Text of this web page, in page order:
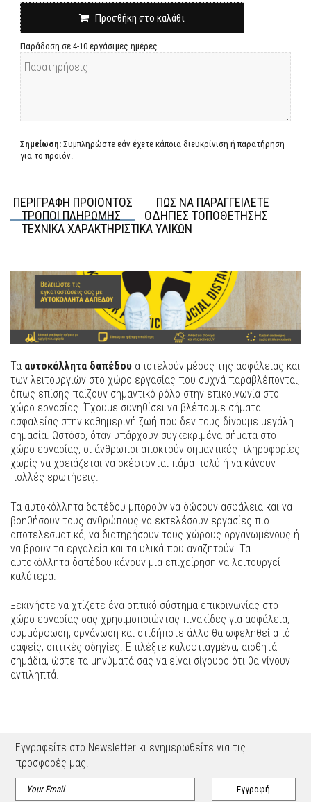
Προσθήκη στο καλάθι
Παράδοση σε 4-10 εργάσιμες ημέρες
Σημείωση: Συμπληρώστε εάν έχετε κάποια διευκρίνιση ή παρατήρηση
για το προϊόν.
ΠΕΡΙΓΡΑΦΗ ΠΡΟΙΟΝΤΟΣ
ΠΩΣ ΝΑ ΠΑΡΑΓΓΕΙΛΕΤΕ
ΤΡΟΠΟΙ ΠΛΗΡΩΜΗΣ
ΟΔΗΓΙΕΣ ΤΟΠΟΘΕΤΗΣΗΣ
ΤΕΧΝΙΚΑ ΧΑΡΑΚΤΗΡΙΣΤΙΚΑ ΥΛΙΚΩΝ
Τα αυτοκόλλητα δαπέδου αποτελούν μέρος της ασφάλειας και
των λειτουργιών στο χώρο εργασίας που συχνά παραβλέπονται,
όπως επίσης παίζουν σημαντικό ρόλο στην επικοινωνία στο
χώρο εργασίας. Έχουμε συνηθίσει να βλέπουμε σήματα
ασφαλείας στην καθημερινή ζωή που δεν τους δίνουμε μεγάλη
σημασία. Ωστόσο, όταν υπάρχουν συγκεκριμένα σήματα στο
χώρο εργασίας, οι άνθρωποι αποκτούν σημαντικές πληροφορίες
χωρίς να χρειάζεται να σκέφτονται πάρα πολύ ή να κάνουν
πολλές ερωτήσεις.
Τα αυτοκόλλητα δαπέδου μπορούν να δώσουν ασφάλεια και να
βοηθήσουν τους ανθρώπους να εκτελέσουν εργασίες πιο
αποτελεσματικά, να διατηρήσουν τους χώρους οργανωμένους ή
να βρουν τα εργαλεία και τα υλικά που αναζητούν. Τα
αυτοκόλλητα δαπέδου κάνουν μια επιχείρηση να λειτουργεί
καλύτερα.
Ξεκινήστε να χτίζετε ένα οπτικό σύστημα επικοινωνίας στο
χώρο εργασίας σας χρησιμοποιώντας πινακίδες για ασφάλεια,
συμμόρφωση, οργάνωση και οτιδήποτε άλλο θα ωφεληθεί από
σαφείς, οπτικές οδηγίες. Επιλέξτε καλοφτιαγμένα, αισθητά
σημάδια, ώστε τα μηνύματά σας να είναι σίγουρο ότι θα γίνουν
αντιληπτά.
Εγγραφείτε στο Newsletter κι ενημερωθείτε για τις
προσφορές μας!